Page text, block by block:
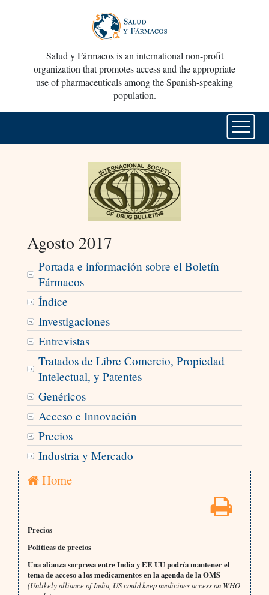
Salud y Fármacos is an international non-profit
organization that promotes access and the appropriate
use of pharmaceuticals among the Spanish-speaking
population.
Agosto 2017
Portada e información sobre el Boletín
Fármacos
Índice
Investigaciones
Entrevistas
Tratados de Libre Comercio, Propiedad
Intelectual, y Patentes
Genéricos
Acceso e Innovación
Precios
Industria y Mercado
Home
Precios
Políticas de precios
Una alianza sorpresa entre India y EE UU podría mantener el
tema de acceso a los medicamentos en la agenda de la OMS
(Unlikely alliance of India, US could keep medicines access on WHO